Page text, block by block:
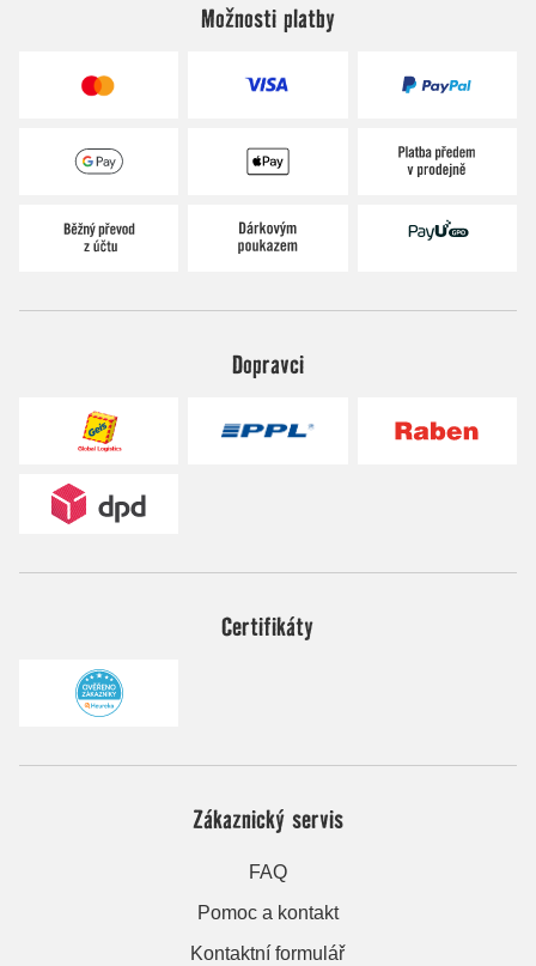
Možnosti platby
Dopravci
Certifikáty
Zákaznický servis
FAQ
Pomoc a kontakt
Kontaktní formulář